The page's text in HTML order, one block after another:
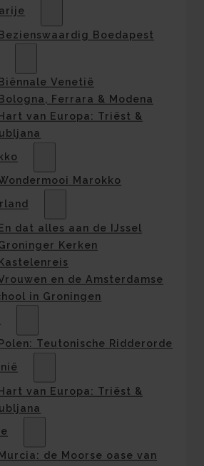
Bezienswaardig Boedapest
Biënnale Venetië
Bologna, Ferrara & Modena
Hart van Europa: Triëst &
Marokko
En dat alles aan de IJssel
Kerken
Kastelenreis
en de Amsterdamse
in Groningen
Polen: Teutonische Ridderorde
Hart van Europa: Triëst &
Murcia: de Moorse oase van